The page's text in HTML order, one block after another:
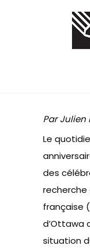
Par Julien
Le
des
recherche
française
d’Ottawa
situation